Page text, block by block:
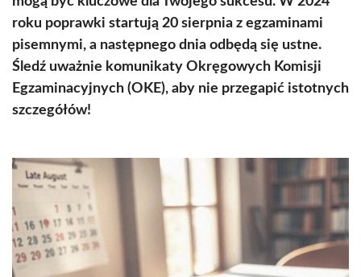
roku poprawki startują 20 sierpnia z egzaminami
pisemnymi, a następnego dnia odbędą się ustne.
Śledź uważnie komunikaty Okręgowych Komisji
Egzaminacyjnych (OKE), aby nie przegapić istotnych
szczegółów!